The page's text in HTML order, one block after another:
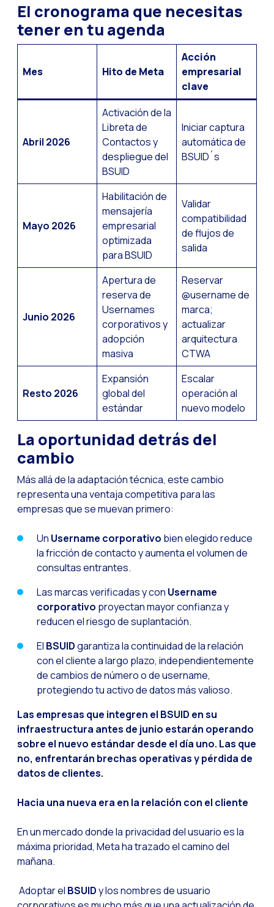
El cronograma que necesitas
tener en tu agenda
Mes Hito de Meta
Acción
empresarial
clave
Abril 2026
Activación de la
Libreta de
Contactos y
despliegue del
BSUID
Iniciar captura
automática de
BSUID´s
Mayo 2026
Habilitación de
mensajería
empresarial
optimizada
para BSUID
Validar
compatibilidad
de flujos de
salida
Junio 2026
Apertura de
reserva de
Usernames
corporativos y
adopción
masiva
Reservar
@username de
marca;
actualizar
arquitectura
CTWA
Resto 2026
Expansión
global del
estándar
Escalar
operación al
nuevo modelo
La oportunidad detrás del
cambio
Más allá de la adaptación técnica, este cambio
representa una ventaja competitiva para las
empresas que se muevan primero:
Un Username corporativo bien elegido reduce
la fricción de contacto y aumenta el volumen de
consultas entrantes.
Las marcas verificadas y con Username
corporativo proyectan mayor confianza y
reducen el riesgo de suplantación.
El BSUIDgarantiza la continuidad de la relación
con el cliente a largo plazo, independientemente
de cambios de número o de username,
protegiendo tu activo de datos más valioso.
Las empresas que integren el BSUID en su
infraestructura antes de junio estarán operando
sobre el nuevo estándar desde el día uno. Las que
no, enfrentarán brechas operativas y pérdida de
datos de clientes.
Hacia una nueva era en la relación con el cliente
En un mercado donde la privacidad del usuario es la
máxima prioridad, Meta ha trazado el camino del
mañana.
Adoptar el BSUIDy los nombres de usuario